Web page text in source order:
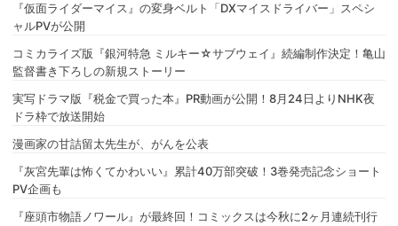
『仮面ライダーマイス』の変身ベルト「DXマイスドライバー」スペシ
ャルPVが公開
コミカライズ版『銀河特急 ミルキー☆サブウェイ』続編制作決定！亀山
監督書き下ろしの新規ストーリー
実写ドラマ版『税金で買った本』PR動画が公開！8月24日よりNHK夜
ドラ枠で放送開始
漫画家の甘詰留太先生が、がんを公表
『灰宮先輩は怖くてかわいい』累計40万部突破！3巻発売記念ショート
PV企画も
『座頭市物語ノワール』が最終回！コミックスは今秋に2ヶ月連続刊行